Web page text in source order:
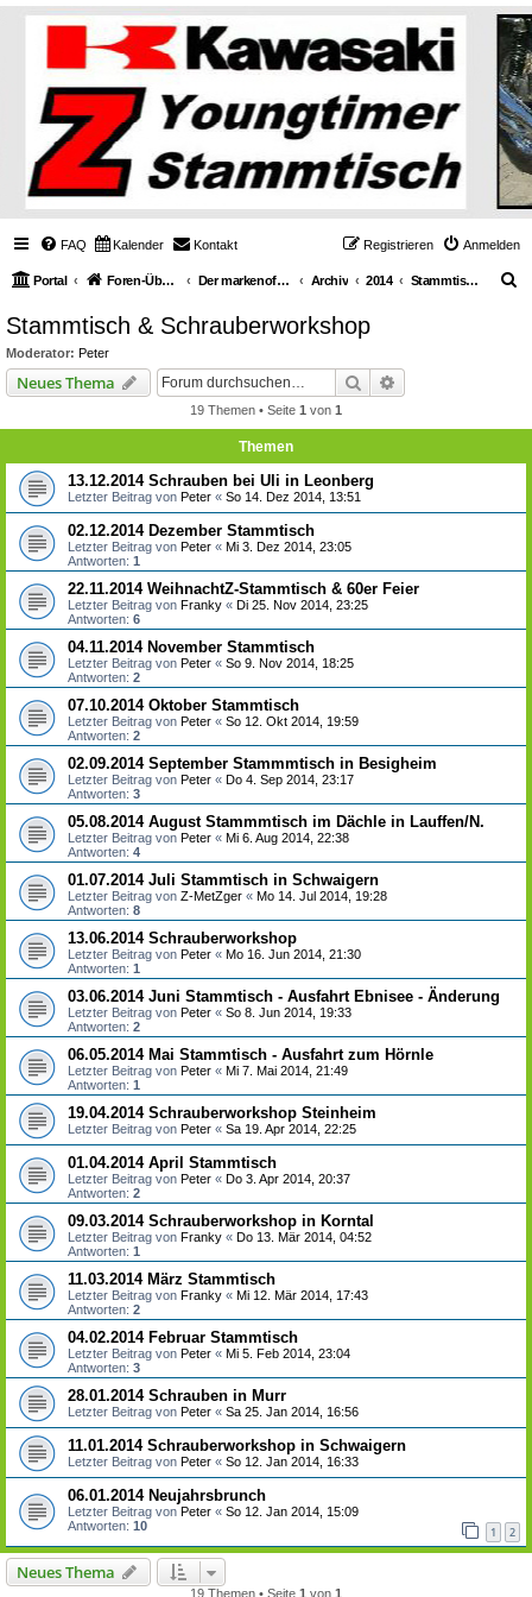
FAQ Kalender Kontakt Anmelden
Registrieren
Portal Foren-Übersicht Der markenoffene Z-Stammtisch für Youngtimerbiker Archiv 2014 Stammtisch & Schrauberworkshop
Stammtisch & Schrauberworkshop
Moderator: Peter
Neues Thema Suche
19 Themen • Seite 1 von 1
Themen
13.12.2014 Schrauben bei Uli in Leonberg
Letzter Beitrag von Peter « So 14. Dez 2014, 13:51
02.12.2014 Dezember Stammtisch
Letzter Beitrag von Peter « Mi 3. Dez 2014, 23:05
Antworten: 1
22.11.2014 WeihnachtZ-Stammtisch & 60er Feier
Letzter Beitrag von Franky « Di 25. Nov 2014, 23:25
Antworten: 6
04.11.2014 November Stammtisch
Letzter Beitrag von Peter « So 9. Nov 2014, 18:25
Antworten: 2
07.10.2014 Oktober Stammtisch
Letzter Beitrag von Peter « So 12. Okt 2014, 19:59
Antworten: 2
02.09.2014 September Stammmtisch in Besigheim
Letzter Beitrag von Peter « Do 4. Sep 2014, 23:17
Antworten: 3
05.08.2014 August Stammmtisch im Dächle in Lauffen/N.
Letzter Beitrag von Peter « Mi 6. Aug 2014, 22:38
Antworten: 4
01.07.2014 Juli Stammtisch in Schwaigern
Letzter Beitrag von Z-MetZger « Mo 14. Jul 2014, 19:28
Antworten: 8
13.06.2014 Schrauberworkshop
Letzter Beitrag von Peter « Mo 16. Jun 2014, 21:30
Antworten: 1
03.06.2014 Juni Stammtisch - Ausfahrt Ebnisee - Änderung
Letzter Beitrag von Peter « So 8. Jun 2014, 19:33
Antworten: 2
06.05.2014 Mai Stammtisch - Ausfahrt zum Hörnle
Letzter Beitrag von Peter « Mi 7. Mai 2014, 21:49
Antworten: 1
19.04.2014 Schrauberworkshop Steinheim
Letzter Beitrag von Peter « Sa 19. Apr 2014, 22:25
01.04.2014 April Stammtisch
Letzter Beitrag von Peter « Do 3. Apr 2014, 20:37
Antworten: 2
09.03.2014 Schrauberworkshop in Korntal
Letzter Beitrag von Franky « Do 13. Mär 2014, 04:52
Antworten: 1
11.03.2014 März Stammtisch
Letzter Beitrag von Franky « Mi 12. Mär 2014, 17:43
Antworten: 2
04.02.2014 Februar Stammtisch
Letzter Beitrag von Peter « Mi 5. Feb 2014, 23:04
Antworten: 3
28.01.2014 Schrauben in Murr
Letzter Beitrag von Peter « Sa 25. Jan 2014, 16:56
11.01.2014 Schrauberworkshop in Schwaigern
Letzter Beitrag von Peter « So 12. Jan 2014, 16:33
06.01.2014 Neujahrsbrunch
Letzter Beitrag von Peter « So 12. Jan 2014, 15:09
Antworten: 10 1 2
Neues Thema
19 Themen • Seite 1 von 1